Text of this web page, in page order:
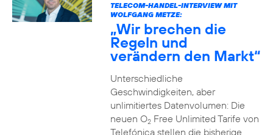
TELECOM-HANDEL-INTERVIEW MIT
WOLFGANG METZE:
„Wir brechen die
Regeln und
verändern den Markt“
Unterschiedliche
Geschwindigkeiten, aber
unlimitiertes Datenvolumen: Die
neuen O2Free Unlimited Tarife von
Telefónica stellen die bisherige